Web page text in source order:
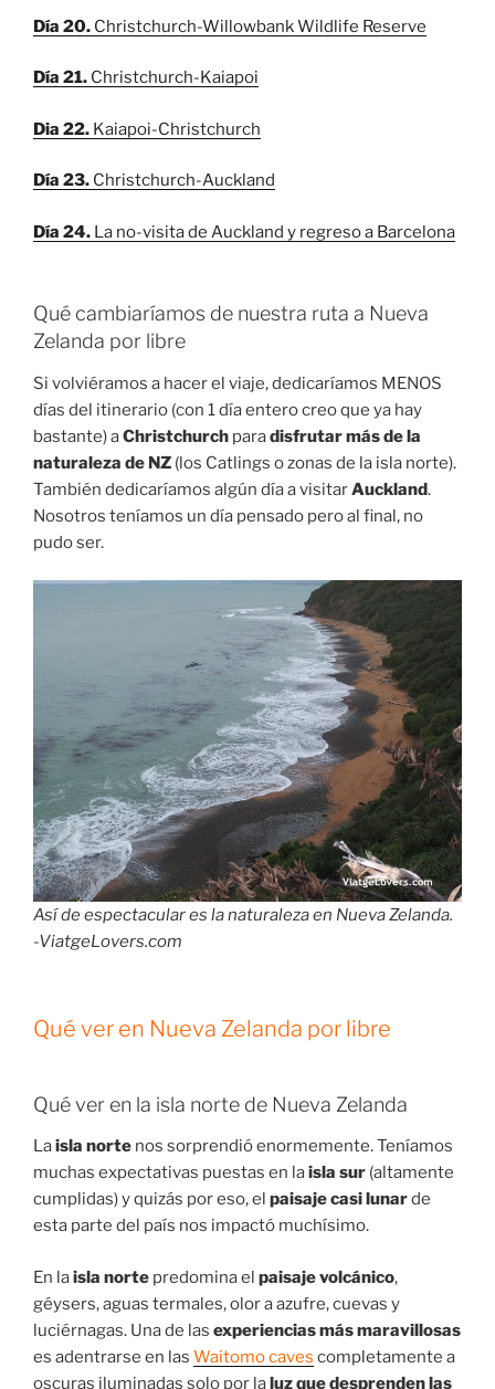
Día 20. Christchurch-Willowbank Wildlife Reserve
Día 21. Christchurch-Kaiapoi
Dia 22. Kaiapoi-Christchurch
Día 23. Christchurch-Auckland
Día 24. La no-visita de Auckland y regreso a Barcelona
Qué cambiaríamos de nuestra ruta a Nueva
Zelanda por libre
Si volviéramos a hacer el viaje, dedicaríamos MENOS
días del itinerario (con 1 día entero creo que ya hay
bastante) aChristchurch paradisfrutar más de la
naturaleza de NZ (los Catlings o zonas de la isla norte).
También dedicaríamos algún día a visitarAuckland.
Nosotros teníamos un día pensado pero al final, no
pudo ser.
Así de espectacular es la naturaleza en Nueva Zelanda.
-ViatgeLovers.com
Qué ver en Nueva Zelanda por libre
Qué ver en la isla norte de Nueva Zelanda
Laisla norte nos sorprendió enormemente. Teníamos
muchas expectativas puestas en laisla sur (altamente
cumplidas) y quizás por eso, el paisaje casi lunarde
esta parte del país nos impactó muchísimo.
En laisla norte predomina el paisaje volcánico,
géysers, aguas termales, olor a azufre, cuevas y
luciérnagas. Una de las experiencias más maravillosas
es adentrarse en las Waitomo caves completamente a
oscuras iluminadas solo por laluz que desprenden las